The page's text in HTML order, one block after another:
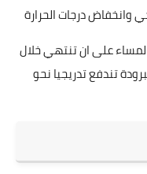
درجات الحرارة
على ان تنتهي خلال
تندفع تدريجيا نحو